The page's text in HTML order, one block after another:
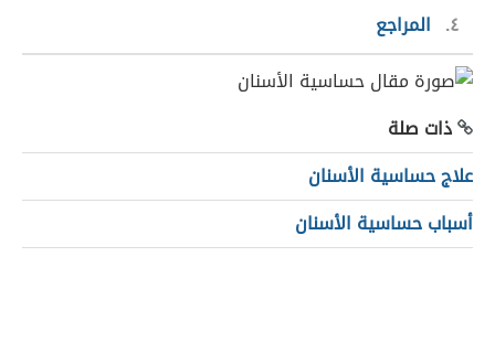
٤
المراجع
ذات صلة
علاج حساسية الأسنان
أسباب حساسية الأسنان